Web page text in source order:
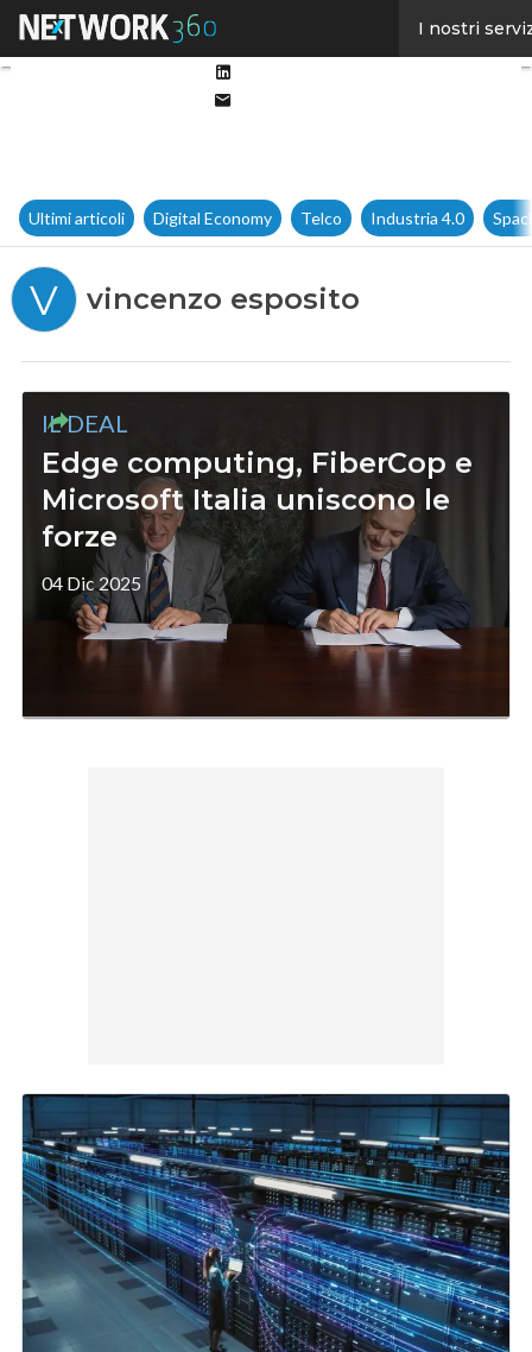
I nostri
Ultimi articoli Digital Economy Telco Industria 4.0
V vincenzo esposito
IL DEAL
Edge computing, FiberCop e
Microsoft Italia uniscono le
forze
04 Dic 2025